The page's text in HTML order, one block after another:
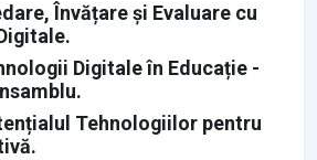
Învățare și Evaluare cu
Digitale în Educație -
Tehnologiilor pentru